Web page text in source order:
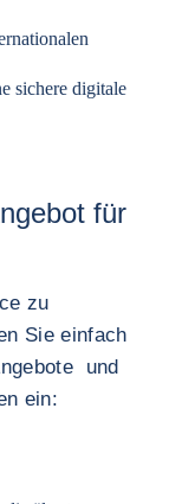
sichere digitale
für
zu
Sie einfach
und
ein: